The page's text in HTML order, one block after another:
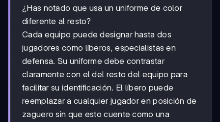
¿Has notado que usa un uniforme de color
diferente al resto?
Cada equipo puede designar hasta dos
jugadores como líberos, especialistas en
defensa. Su uniforme debe contrastar
claramente con el del resto del equipo para
facilitar su identificación. El líbero puede
reemplazar a cualquier jugador en posición de
zaguero sin que esto cuente como una